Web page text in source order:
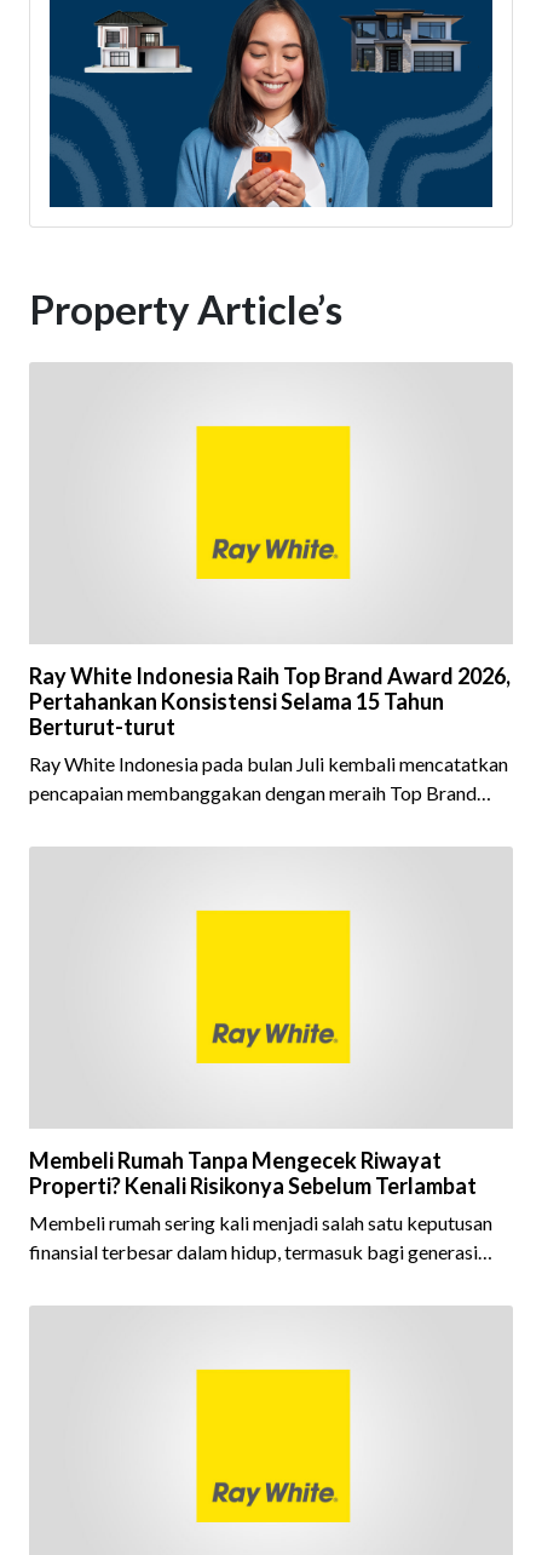
Property Article’s
Ray White Indonesia Raih Top Brand Award 2026,
Pertahankan Konsistensi Selama 15 Tahun
Berturut-turut
Ray White Indonesia pada bulan Juli kembali mencatatkan
pencapaian membanggakan dengan meraih Top Brand
ini menjadi semakin istimewa karena Ray White Indonesia
tahun berturut-turut, sebuah bukti nyata atas konsistensi,
Membeli Rumah Tanpa Mengecek Riwayat
Properti? Kenali Risikonya Sebelum Terlambat
Membeli rumah sering kali menjadi salah satu keputusan
finansial terbesar dalam hidup, termasuk bagi generasi
kepemilikan hunian maupun investasi properti. Namun
fokus pada harga atau lokasi tanpa memperhatikan